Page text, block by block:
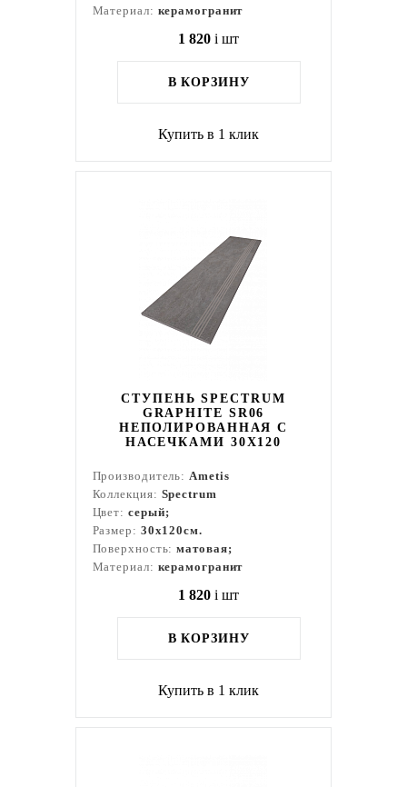
Материал: керамогранит
1 820 i шт
В КОРЗИНУ
Купить в 1 клик
СТУПЕНЬ SPECTRUM
GRAPHITE SR06
НЕПОЛИРОВАННАЯ С
НАСЕЧКАМИ 30X120
Производитель:Ametis
Коллекция: Spectrum
Цвет: серый;
Размер: 30x120см.
Поверхность:матовая;
Материал: керамогранит
1 820 i шт
В КОРЗИНУ
Купить в 1 клик